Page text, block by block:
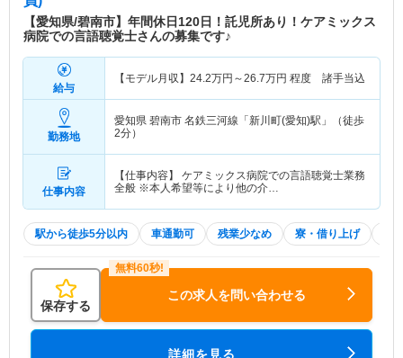
／腎臓内科（人工透析）／漢方内科／眼科／泌尿器
科／肛門外科／放射線科／麻酔科 【関連施設】
【医療法人 愛生館】 小林記念病院/健康管理セン
ター/老人保健施設ひまわり/ケアプランセンターひ
まわり/小林記念病院デイケアセンター/しんかわ訪
問看護ステーション/しんかわヘルパーステーショ
ン/小規模多機能ひまわり 【社会福祉法人 愛生
まわり/特別養護老人ホームひまわり・安城
病院を中心に健康管理センター、特別養護老人ホー
ム、訪問看護・介護、小規模多機能型居宅支援など
様々な医療・介護・福祉事業を展開している法人で
す。 年間休日120日・有給取得率70％以上の実績
あり・独自の休暇制度があり、毎年5連休が可能と
また、ファミリーフレンドリー企業に認定されてお
り子育て中の方でも安心して働ける環境がありま
【愛知県/碧南市】年間休日120日！託児所あり！ケアミックス
病院での言語聴覚士さんの募集です♪
給与
【モデル月収】 24.2万円～26.7万円 程度 諸手当込
勤務地
愛知県 碧南市 名鉄三河線「新川町(愛知)駅」（徒歩
2分）
仕事内容
【仕事内容】 ケアミックス病院での言語聴覚士業務
全般 ※本人希望等により他の介…
駅から徒歩5分以内 車通勤可 残業少なめ 寮・借り上げ
保存する
この求人を問い合わせる
詳細を見る